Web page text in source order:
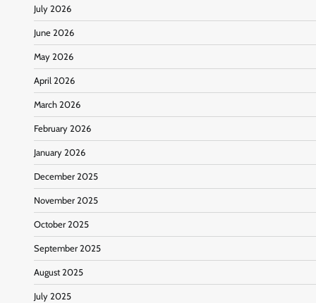
July 2026
June 2026
May 2026
April 2026
March 2026
February 2026
January 2026
December 2025
November 2025
October 2025
September 2025
August 2025
July 2025